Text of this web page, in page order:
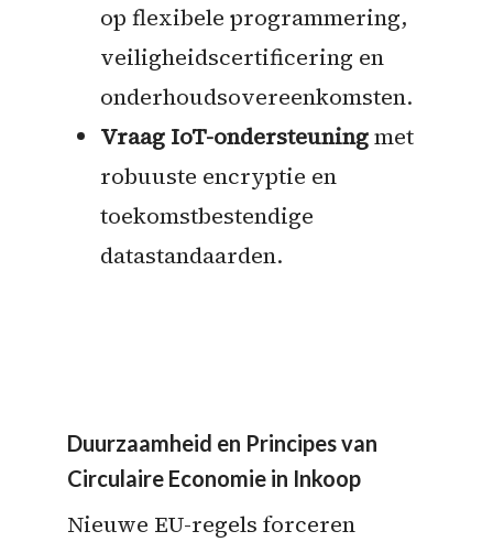
op flexibele programmering,
veiligheidscertificering en
onderhoudsovereenkomsten.
Vraag IoT-ondersteuningmet
robuuste encryptie en
toekomstbestendige
datastandaarden.
Duurzaamheid en Principes van
Circulaire Economie in Inkoop
Nieuwe EU-regels forceren